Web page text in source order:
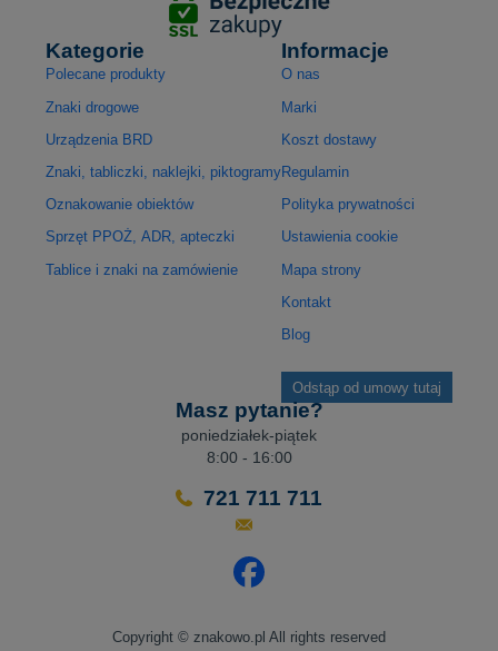
Kategorie
Polecane produkty
Znaki drogowe
Urządzenia BRD
Znaki, tabliczki, naklejki, piktogramy
Oznakowanie obiektów
Sprzęt PPOŻ, ADR, apteczki
Tablice i znaki na zamówienie
Informacje
O nas
Marki
Koszt dostawy
Regulamin
Polityka prywatności
Ustawienia cookie
Mapa strony
Kontakt
Blog
Odstąp od umowy tutaj
Masz pytanie?
poniedziałek-piątek
8:00 - 16:00
721 711 711
Odwiedź nasz profil na
Copyright © znakowo.pl All rights reserved